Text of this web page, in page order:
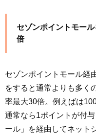
セゾンポイントモー
倍
セゾンポイントモール経
をすると通常よりも多く
率最大30倍。例えばは
通常なら1ポイントが付
ール」を経由してネット